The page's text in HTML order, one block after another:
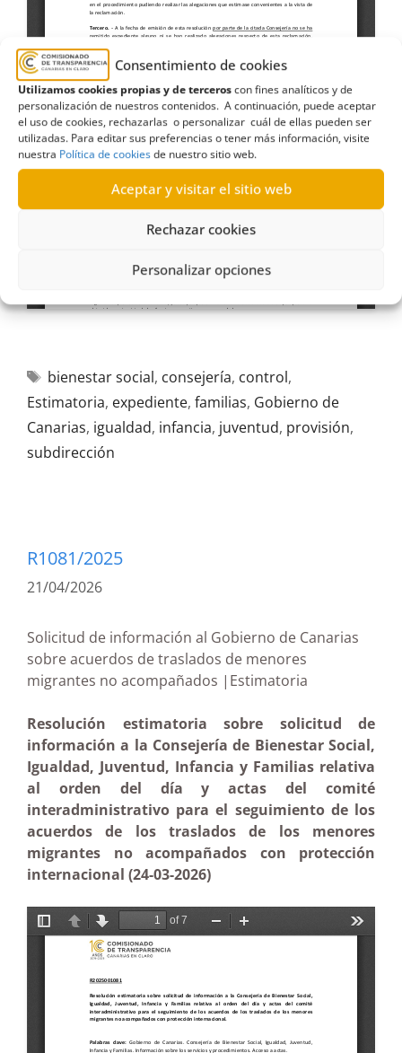
Consentimiento de cookies
Utilizamos cookies propias y de terceroscon fines analíticos y de
personalización de nuestros contenidos. A continuación, puede aceptar
el uso de cookies, rechazarlas o personalizar cuál de ellas pueden ser
utilizadas. Para editar sus preferencias o tener más información, visite
nuestra Política de cookiesde nuestro sitio web.
Aceptar y visitar el sitio web
Rechazar cookies
Personalizar opciones
bienestar social, consejería, control,
Estimatoria, expediente, familias, Gobierno de
Canarias, igualdad, infancia, juventud, provisión,
subdirección
R1081/2025
21/04/2026
Solicitud de información al Gobierno de Canarias
sobre acuerdos de traslados de menores
migrantes no acompañados |Estimatoria
Resolución estimatoria sobre solicitud de
información a la Consejería de Bienestar Social,
Igualdad, Juventud, Infancia y Familias relativa
al orden del día y actas del comité
interadministrativo para el seguimiento de los
acuerdos de los traslados de los menores
migrantes no acompañados con protección
internacional (24-03-2026)